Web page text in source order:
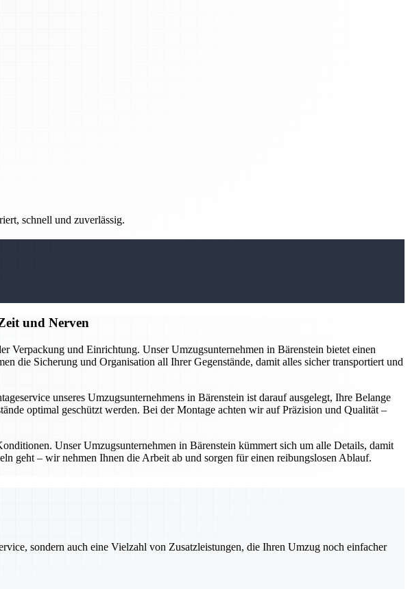
schnell und zuverlässig.
und Nerven
Verpackung und Einrichtung. Unser Umzugsunternehmen in Bärenstein bietet einen
die Sicherung und Organisation all Ihrer Gegenstände, damit alles sicher transportiert und
unseres Umzugsunternehmens in Bärenstein ist darauf ausgelegt, Ihre Belange
optimal geschützt werden. Bei der Montage achten wir auf Präzision und Qualität –
Unser Umzugsunternehmen in Bärenstein kümmert sich um alle Details, damit
geht – wir nehmen Ihnen die Arbeit ab und sorgen für einen reibungslosen Ablauf.
sondern auch eine Vielzahl von Zusatzleistungen, die Ihren Umzug noch einfacher